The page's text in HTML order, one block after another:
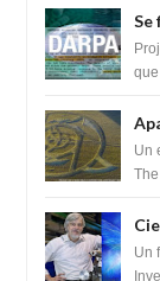
Se
Un
Un